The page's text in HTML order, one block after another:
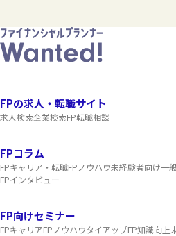
FPの求人・転職サイト
求人検索企業検索FP転職相談
FPコラム
FPキャリア・転職FPノウハウ未経験者向け一
FPインタビュー
FP向けセミナー
FPキャリアFPノウハウタイアップFP知識向上